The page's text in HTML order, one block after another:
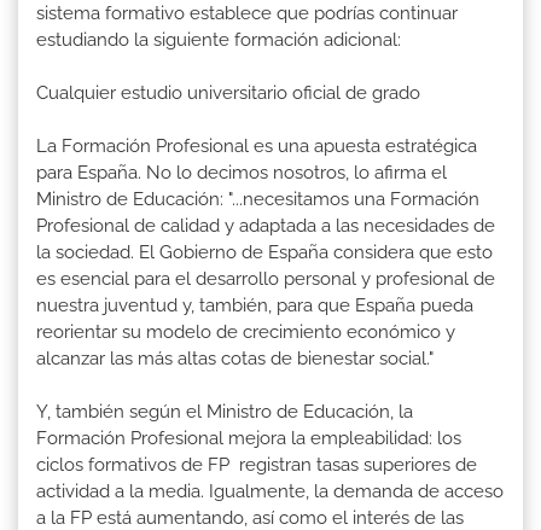
sistema formativo establece que podrías continuar
estudiando la siguiente formación adicional:
Cualquier estudio universitario oficial de grado
La Formación Profesional es una apuesta estratégica
para España. No lo decimos nosotros, lo afirma el
Ministro de Educación: "...necesitamos una Formación
Profesional de calidad y adaptada a las necesidades de
la sociedad. El Gobierno de España considera que esto
es esencial para el desarrollo personal y profesional de
nuestra juventud y, también, para que España pueda
reorientar su modelo de crecimiento económico y
alcanzar las más altas cotas de bienestar social."
Y, también según el Ministro de Educación, la
Formación Profesional mejora la empleabilidad: los
ciclos formativos de FP registran tasas superiores de
actividad a la media. Igualmente, la demanda de acceso
a la FP está aumentando, así como el interés de las